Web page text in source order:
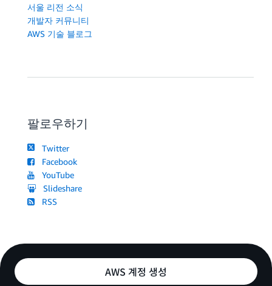
서울 리전 소식
개발자 커뮤니티
AWS 기술 블로그
팔로우하기
Twitter
Facebook
YouTube
Slideshare
RSS
AWS 계정 생성